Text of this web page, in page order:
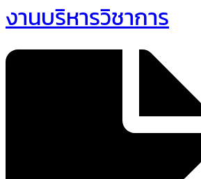
งานบริหารวิชาการ